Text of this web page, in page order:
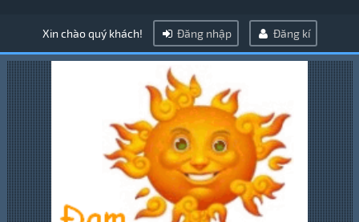
Xin chào quý khách! Đăng nhập Đăng kí